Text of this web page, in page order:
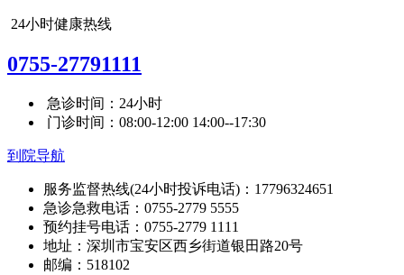
24小时健康热线
0755-27791111
急诊时间：24小时
门诊时间：08:00-12:00 14:00--17:30
到院导航
服务监督热线(24小时投诉电话)：17796324651
急诊急救电话：0755-2779 5555
预约挂号电话：0755-2779 1111
地址：深圳市宝安区西乡街道银田路20号
邮编：518102